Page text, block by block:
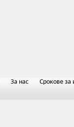
За нас
Срокове за